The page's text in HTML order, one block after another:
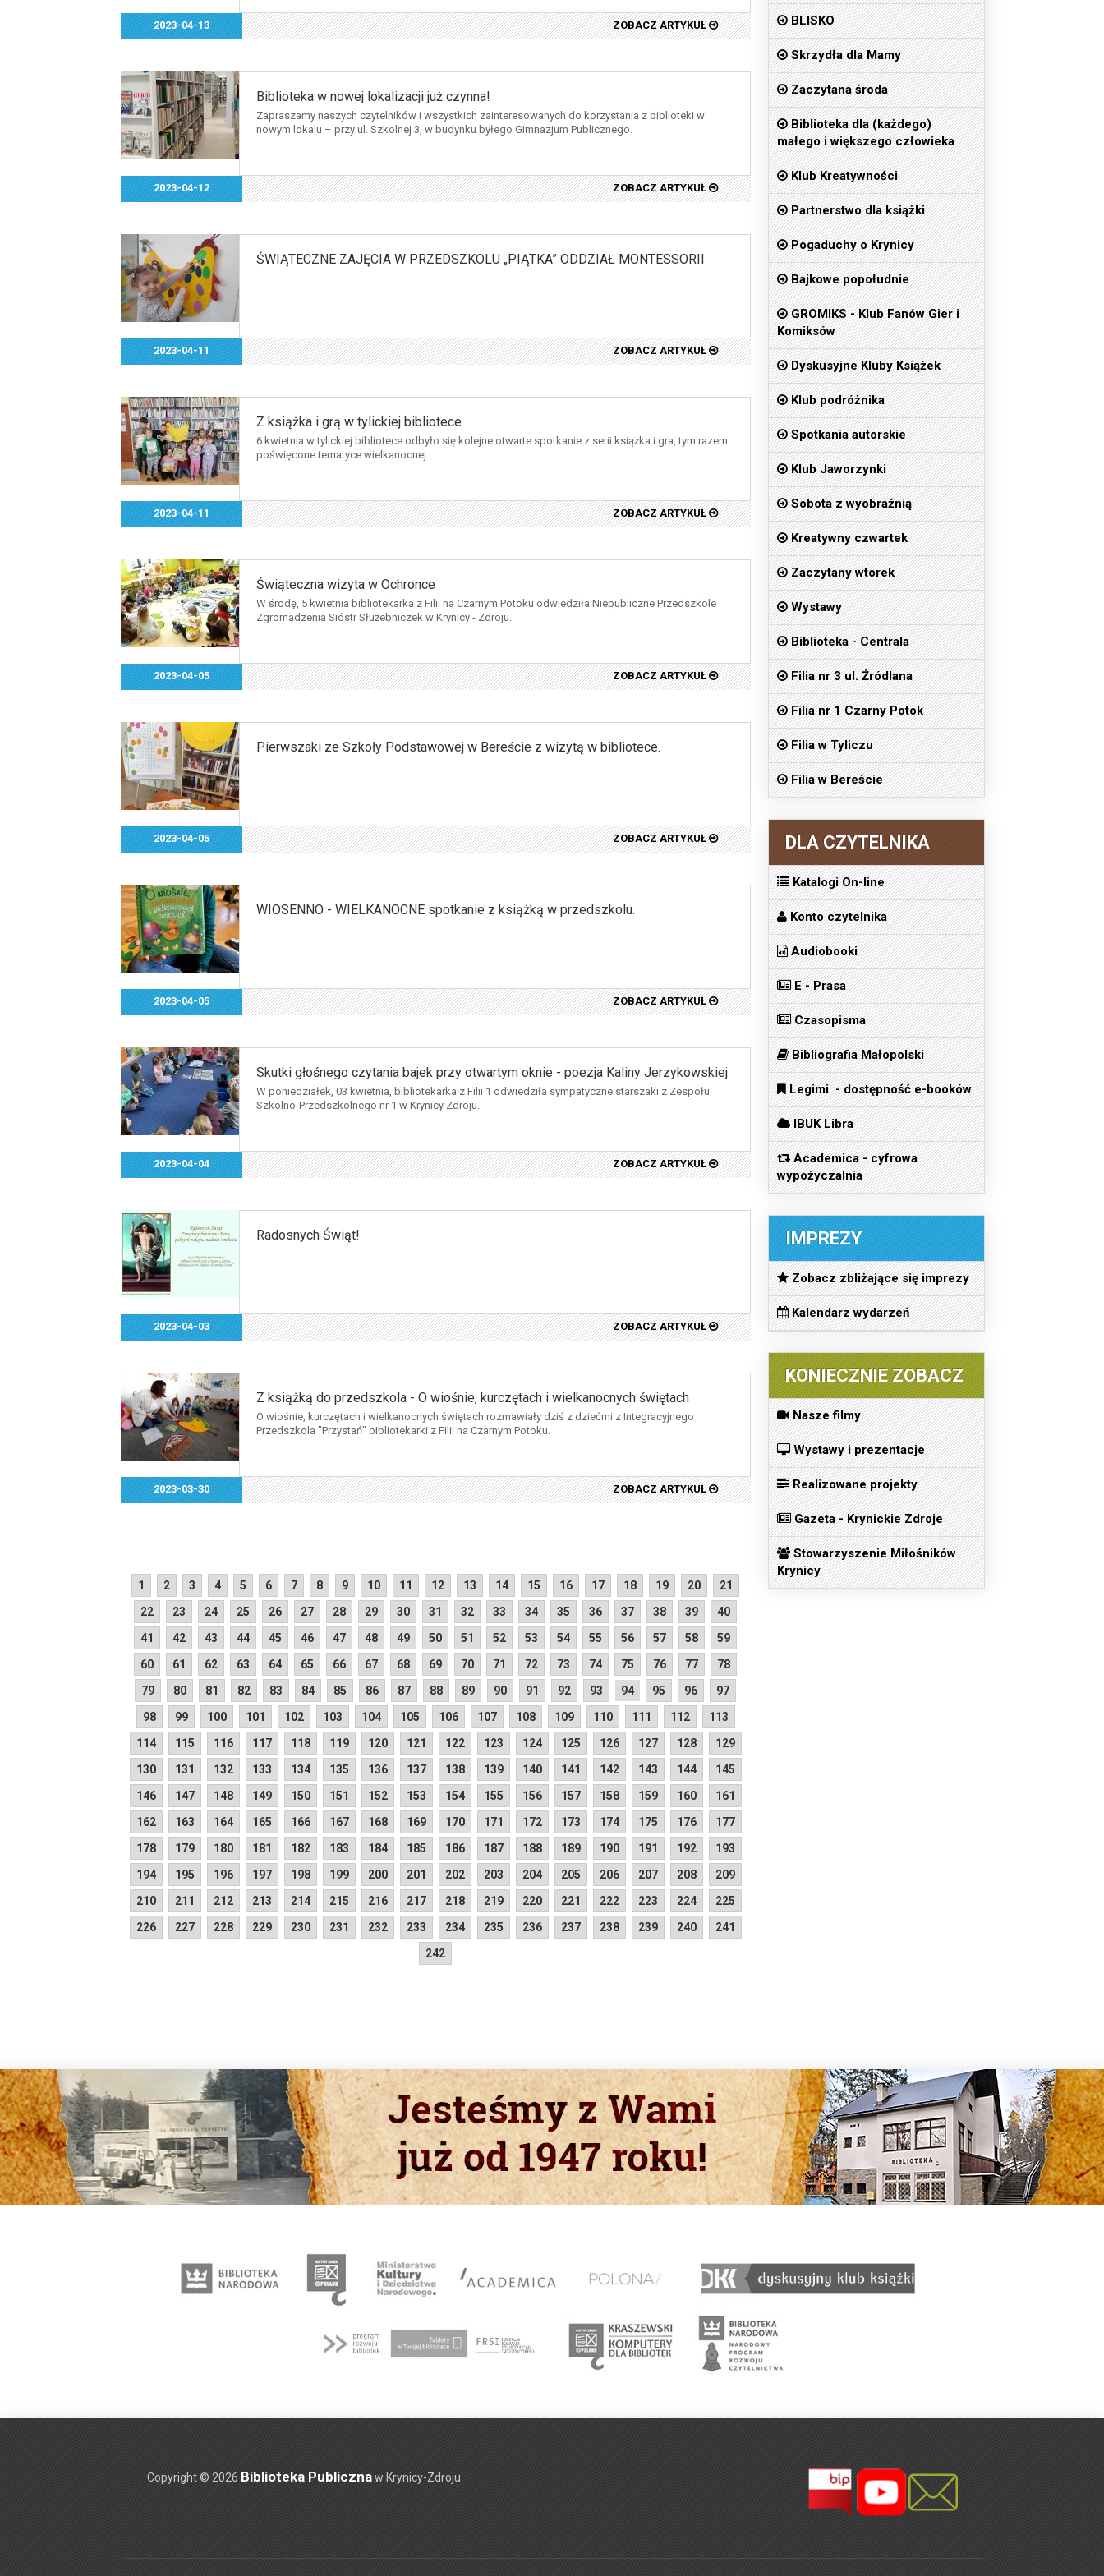
2023-04-13 ZOBACZ ARTYKUŁ
Biblioteka w nowej lokalizacji już czynna!
Zapraszamy naszych czytelników i wszystkich zainteresowanych do korzystania z biblioteki w
nowym lokalu – przy ul. Szkolnej 3, w budynku byłego Gimnazjum Publicznego.
2023-04-12 ZOBACZ ARTYKUŁ
ŚWIĄTECZNE ZAJĘCIA W PRZEDSZKOLU „PIĄTKA” ODDZIAŁ MONTESSORII
2023-04-11 ZOBACZ ARTYKUŁ
Z książka i grą w tylickiej bibliotece
6 kwietnia w tylickiej bibliotece odbyło się kolejne otwarte spotkanie z serii książka i gra, tym razem
poświęcone tematyce wielkanocnej.
2023-04-11 ZOBACZ ARTYKUŁ
Świąteczna wizyta w Ochronce
W środę, 5 kwietnia bibliotekarka z Filii na Czarnym Potoku odwiedziła Niepubliczne Przedszkole
Zgromadzenia Sióstr Służebniczek w Krynicy - Zdroju.
2023-04-05 ZOBACZ ARTYKUŁ
Pierwszaki ze Szkoły Podstawowej w Bereście z wizytą w bibliotece.
2023-04-05 ZOBACZ ARTYKUŁ
WIOSENNO - WIELKANOCNE spotkanie z książką w przedszkolu.
2023-04-05 ZOBACZ ARTYKUŁ
Skutki głośnego czytania bajek przy otwartym oknie - poezja Kaliny Jerzykowskiej
W poniedziałek, 03 kwietnia, bibliotekarka z Filii 1 odwiedziła sympatyczne starszaki z Zespołu
Szkolno-Przedszkolnego nr 1 w Krynicy Zdroju.
2023-04-04 ZOBACZ ARTYKUŁ
Radosnych Świąt!
2023-04-03 ZOBACZ ARTYKUŁ
Z książką do przedszkola - O wiośnie, kurczętach i wielkanocnych świętach
O wiośnie, kurczętach i wielkanocnych świętach rozmawiały dziś z dziećmi z Integracyjnego
Przedszkola "Przystań" bibliotekarki z Filii na Czarnym Potoku.
2023-03-30 ZOBACZ ARTYKUŁ
1 2 3 4 5 6 7 8 9 10 11 12 13 14 15 16 17 18 19 20
21
22
23 24 25 26 27 28 29 30 31 32 33 34 35 36 37 38 39
40
41
42 43 44 45 46 47 48 49 50 51 52 53 54 55 56 57 58
59
60
61 62 63 64 65 66 67 68 69 70 71 72 73 74 75 76 77
78
79
80 81 82 83 84 85 86 87 88 89 90 91 92 93 94 95 96
97
98
99 100 101 102 103 104 105 106 107 108 109 110 111 112
113
114
115 116 117 118 119 120 121 122 123 124 125 126 127 128
129
130
131 132 133 134 135 136 137 138 139 140 141 142 143 144
145
146
147 148 149 150 151 152 153 154 155 156 157 158 159 160
161
162
163 164 165 166 167 168 169 170 171 172 173 174 175 176
177
178
179 180 181 182 183 184 185 186 187 188 189 190 191 192
193
194
195 196 197 198 199 200 201 202 203 204 205 206 207 208
209
210
211 212 213 214 215 216 217 218 219 220 221 222 223 224
225
226
227 228 229 230 231 232 233 234 235 236 237 238 239 240
241
242
BLISKO
Skrzydła dla Mamy
Zaczytana środa
Biblioteka dla (każdego)
małego i większego człowieka
Klub Kreatywności
Partnerstwo dla książki
Pogaduchy o Krynicy
Bajkowe popołudnie
GROMIKS - Klub Fanów Gier i
Komiksów
Dyskusyjne Kluby Książek
Klub podróżnika
Spotkania autorskie
Klub Jaworzynki
Sobota z wyobraźnią
Kreatywny czwartek
Zaczytany wtorek
Wystawy
Biblioteka - Centrala
Filia nr 3 ul. Źródlana
Filia nr 1 Czarny Potok
Filia w Tyliczu
Filia w Bereście
DLA CZYTELNIKA
Katalogi On-line
Konto czytelnika
Audiobooki
E - Prasa
Czasopisma
Bibliografia Małopolski
Legimi - dostępność e-booków
IBUK Libra
Academica - cyfrowa
wypożyczalnia
IMPREZY
Zobacz zbliżające się imprezy
Kalendarz wydarzeń
KONIECZNIE ZOBACZ
Nasze filmy
Wystawy i prezentacje
Realizowane projekty
Gazeta - Krynickie Zdroje
Stowarzyszenie Miłośników
Krynicy
Copyright © 2026 Biblioteka Publicznaw Krynicy-Zdroju